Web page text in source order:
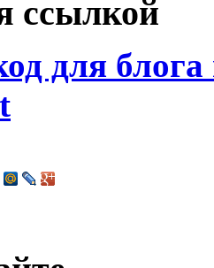
ссылкой
для